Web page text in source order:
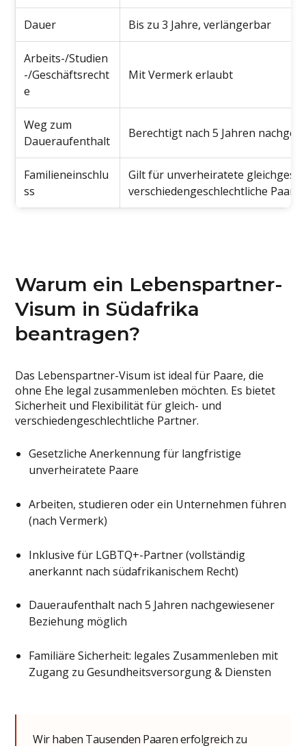
Dauer Bis zu 3 Jahre, verlängerbar
Arbeits-/Studien
-/Geschäftsrecht
e
Mit Vermerk erlaubt
Weg zum
Daueraufenthalt
Berechtigt nach 5 Jahren
Familieneinschlu
ss
Gilt für unverheiratete
verschiedengeschlechtliche Paare
Warum ein Lebenspartner-
Visum in Südafrika
beantragen?
Das Lebenspartner-Visum ist ideal für Paare, die
ohne Ehe legal zusammenleben möchten. Es bietet
Sicherheit und Flexibilität für gleich- und
verschiedengeschlechtliche Partner.
Gesetzliche Anerkennung für langfristige
unverheiratete Paare
Arbeiten, studieren oder ein Unternehmen führen
(nach Vermerk)
Inklusive für LGBTQ+-Partner (vollständig
anerkannt nach südafrikanischem Recht)
Daueraufenthalt nach 5 Jahren nachgewiesener
Beziehung möglich
Familiäre Sicherheit: legales Zusammenleben mit
Zugang zu Gesundheitsversorgung & Diensten
Wir haben Tausenden Paaren erfolgreich zu